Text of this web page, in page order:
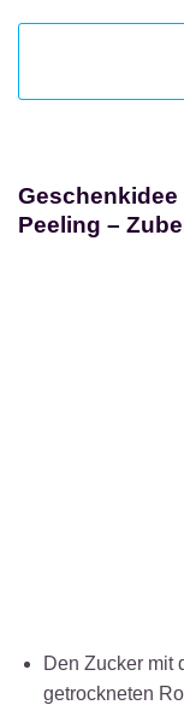
Geschenkidee
Peeling –
Den Zucker mit
getrockneten